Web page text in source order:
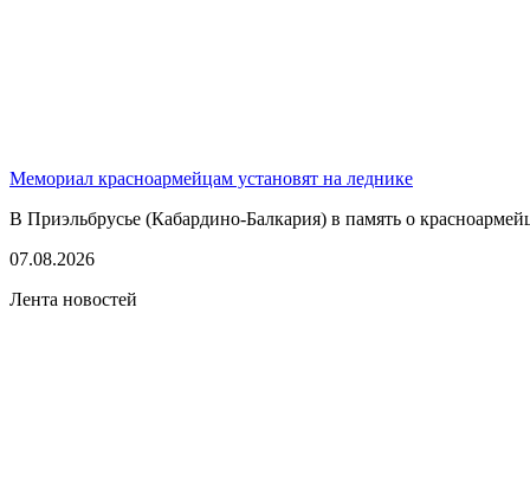
Мемориал красноармейцам установят на леднике
В Приэльбрусье (Кабардино-Балкария) в память о
07.08.2026
Лента новостей